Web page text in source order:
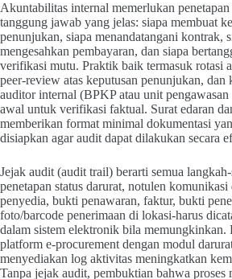
Akuntabilitas internal memerlukan
tanggung jawab yang jelas: siapa membuat
penunjukan, siapa menandatangani kontrak,
mengesahkan pembayaran, dan siapa
verifikasi mutu. Praktik baik termasuk rotasi
peer-review atas keputusan penunjukan, dan
auditor internal (BPKP atau unit
awal untuk verifikasi faktual. Surat edaran
memberikan format minimal dokumentasi
disiapkan agar audit dapat dilakukan secara
Jejak audit (audit trail) berarti semua
penetapan status darurat, notulen komunikasi
penyedia, bukti penawaran, faktur, bukti
foto/barcode penerimaan di lokasi-harus
dalam sistem elektronik bila memungkinkan.
platform e-procurement dengan modul
menyediakan log aktivitas meningkatkan
Tanpa jejak audit, pembuktian bahwa proses